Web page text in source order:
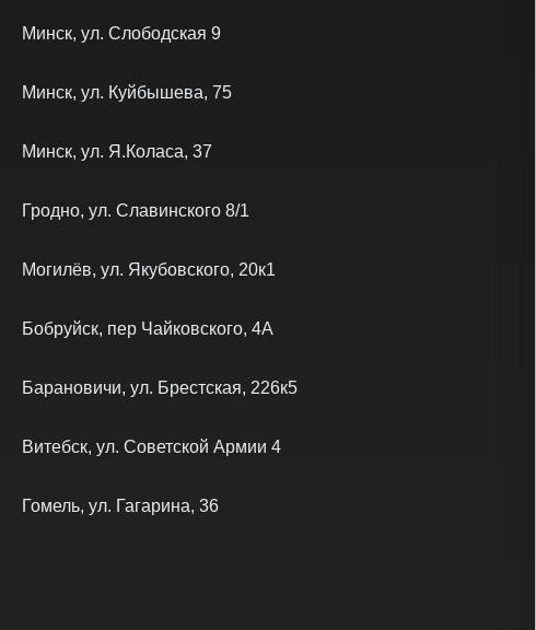
Минск, ул. Слободская 9
Минск, ул. Куйбышева, 75
Минск, ул. Я.Коласа, 37
Гродно, ул. Славинского 8/1
Могилёв, ул. Якубовского, 20к1
Бобруйск, пер Чайковского, 4А
Барановичи, ул. Брестская, 226к5
Витебск, ул. Советской Армии 4
Гомель, ул. Гагарина, 36